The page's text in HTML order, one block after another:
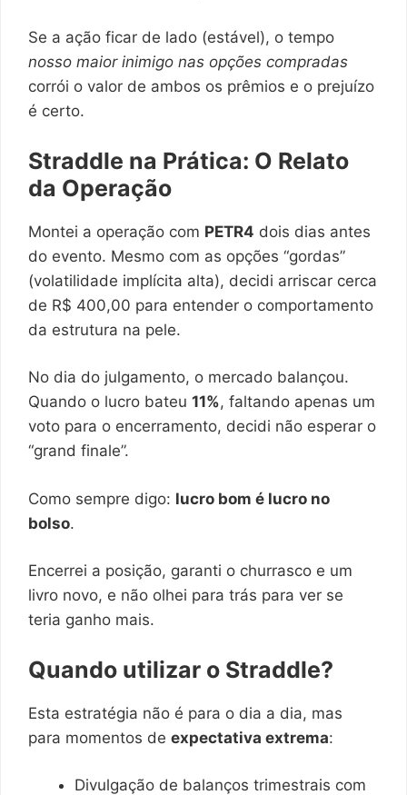
Se a ação ficar de lado (estável), o tempo
nosso maior inimigo nas opções compradas
corrói o valor de ambos os prêmios e o prejuízo
é certo.
Straddle na Prática: O Relato
da Operação
Montei a operação com PETR4 dois dias antes
do evento. Mesmo com as opções “gordas”
(volatilidade implícita alta), decidi arriscar cerca
de R$ 400,00 para entender o comportamento
da estrutura na pele.
No dia do julgamento, o mercado balançou.
Quando o lucro bateu 11%, faltando apenas um
voto para o encerramento, decidi não esperar o
“grand finale”.
Como sempre digo: lucro bom é lucro no
bolso.
Encerrei a posição, garanti o churrasco e um
livro novo, e não olhei para trás para ver se
teria ganho mais.
Quando utilizar o Straddle?
Esta estratégia não é para o dia a dia, mas
para momentos de expectativa extrema:
Divulgação de balanços trimestrais com